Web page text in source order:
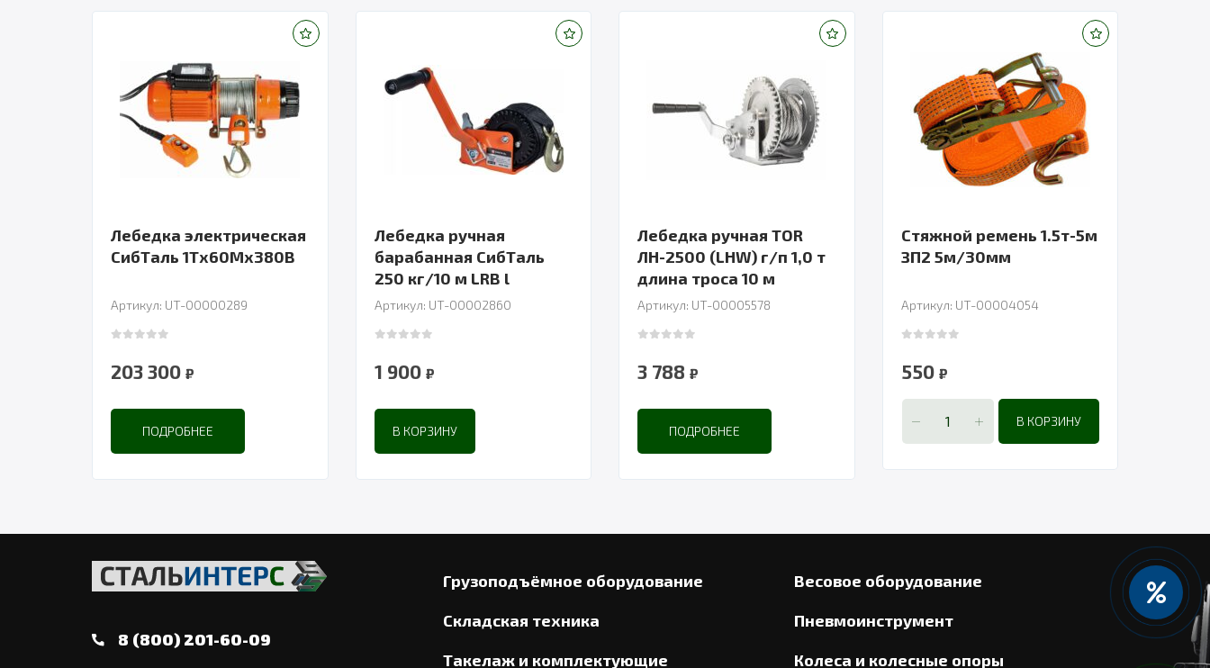
Лебедка электрическая
СибТаль 1Тх60Мх380В
Артикул: UT-00000289
203 300 ₽
ПОДРОБНЕЕ
Лебедка ручная
барабанная СибТаль
250 кг/10 м LRB l
Артикул: UT-00002860
1 900 ₽
В КОРЗИНУ
Лебедка ручная TOR
ЛН-2500 (LHW) г/п 1,0 т
длина троса 10 м
Артикул: UT-00005578
3 788 ₽
ПОДРОБНЕЕ
Стяжной ремень 1.5т-5м
ЗП2 5м/30мм
Артикул: UT-00004054
550 ₽
В КОРЗИНУ
8 (800) 201-60-09
Грузоподъёмное оборудование
Складская техника
Такелаж и комплектующие
Весовое оборудование
Пневмоинструмент
Колеса и колесные опоры